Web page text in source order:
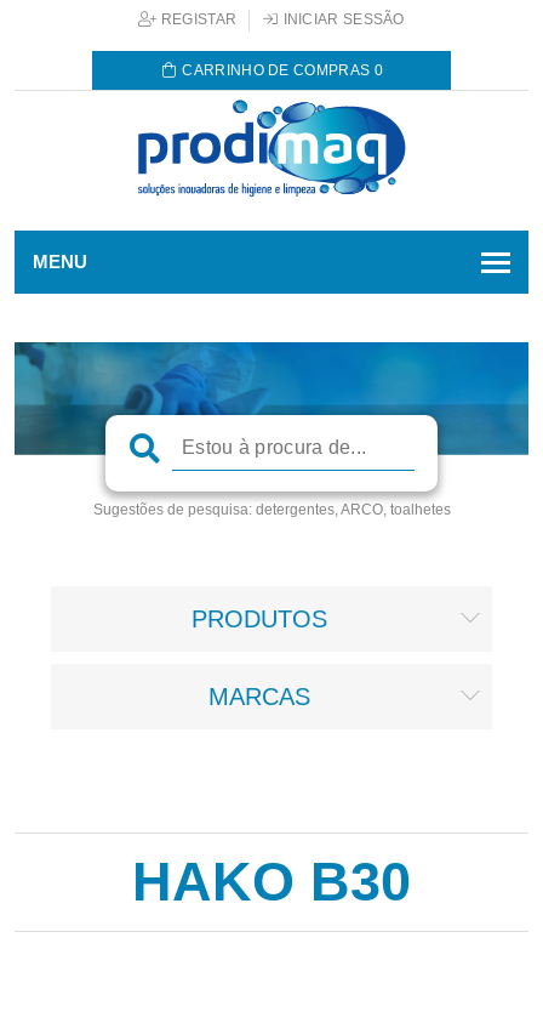
REGISTAR INICIAR SESSÃO
CARRINHO DE COMPRAS 0
MENU
Sugestões de pesquisa:detergentes, ARCO, toalhetes
PRODUTOS
MARCAS
HAKO B30